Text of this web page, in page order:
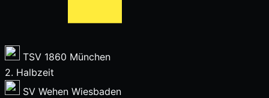
TSV 1860 München
2. Halbzeit
SV Wehen Wiesbaden